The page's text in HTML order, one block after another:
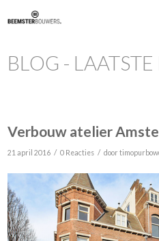
BLOG -
Verbouw atelier
21 april 2016 / 0 Reacties / door